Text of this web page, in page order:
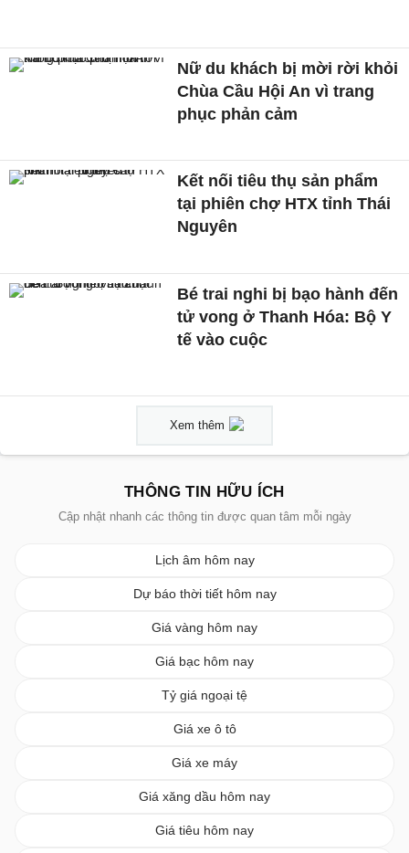
Nữ du khách bị mời rời khỏi
Chùa Cầu Hội An vì trang
phục phản cảm
Kết nối tiêu thụ sản phẩm
tại phiên chợ HTX tỉnh Thái
Nguyên
Bé trai nghi bị bạo hành đến
tử vong ở Thanh Hóa: Bộ Y
tế vào cuộc
Xem thêm
THÔNG TIN HỮU ÍCH
Cập nhật nhanh các thông tin được quan tâm mỗi ngày
Lịch âm hôm nay
Dự báo thời tiết hôm nay
Giá vàng hôm nay
Giá bạc hôm nay
Tỷ giá ngoại tệ
Giá xe ô tô
Giá xe máy
Giá xăng dầu hôm nay
Giá tiêu hôm nay